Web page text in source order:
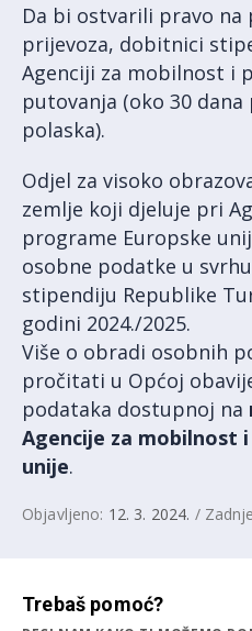
Da bi ostvarili pravo
prijevoza, dobitnici
Agenciji za mobilnost i
putovanja (oko 30
polaska).
Odjel za visoko
zemlje koji djeluje pri
programe Europske
osobne podatke u
stipendiju Republike
godini 2024./2025.
Više o obradi osobnih
pročitati u Općoj
podataka dostupnoj na
Agencije za mobilnost
unije.
Objavljeno: 12. 3. 2024. /
Trebaš pomoć?